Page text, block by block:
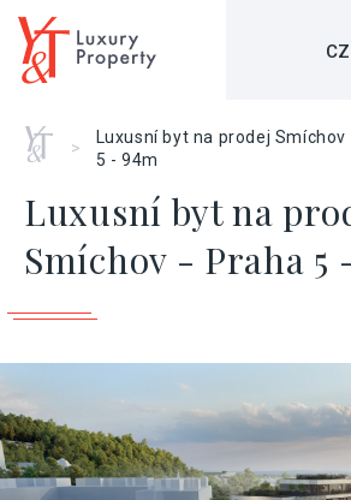
CZ
Home
>
Luxusní byt na prodej Smíchov
5 - 94m
Luxusní byt na
Smíchov - Praha 5